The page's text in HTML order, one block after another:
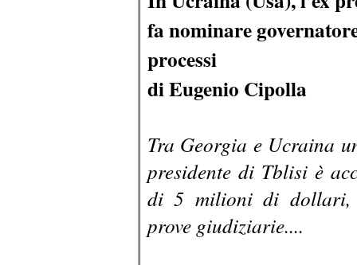
fa nominare
processi
di Eugenio Cipolla
Tra Georgia e Ucraina
presidente di Tblisi è
di 5 milioni di dollari,
prove giudiziarie....